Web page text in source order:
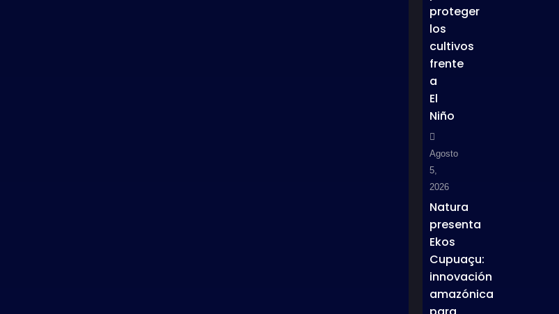
proteger
los
cultivos
frente
a
El
Niño
Agosto
5,
2026
Natura
presenta
Ekos
Cupuaçu:
innovación
amazónica